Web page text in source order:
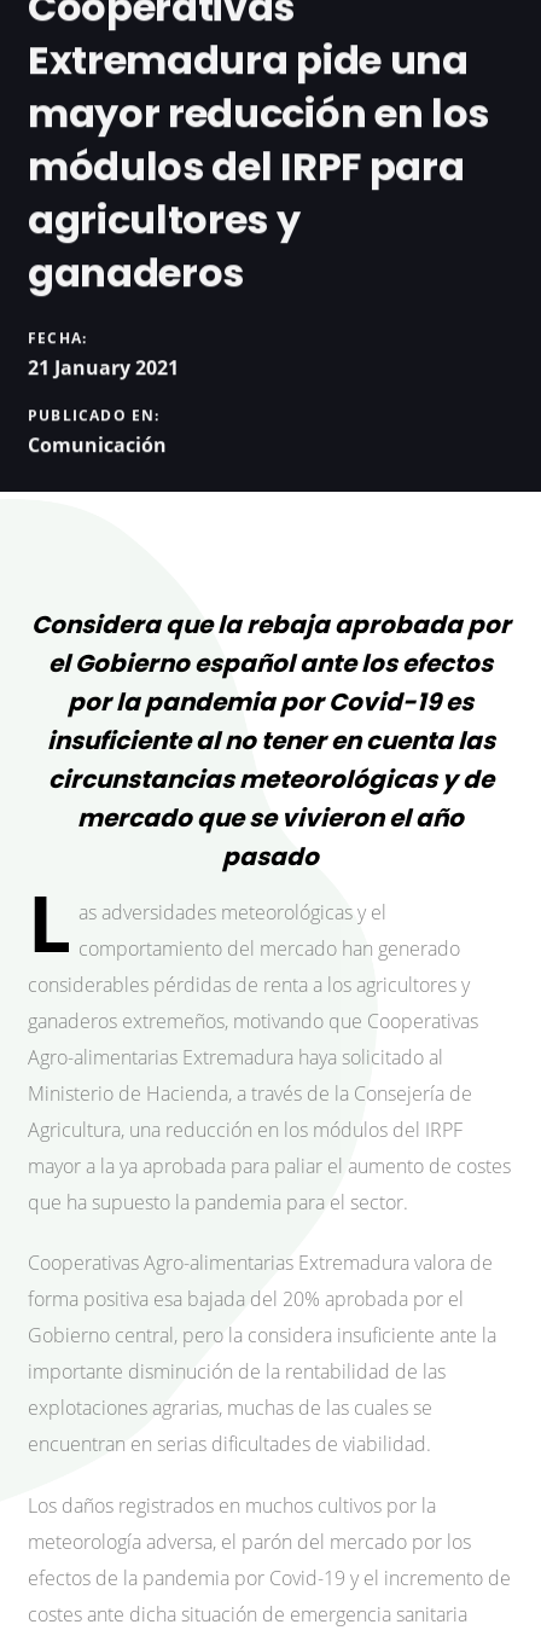
Extremadura pide una
mayor reducción en los
módulos del IRPF para
agricultores y
ganaderos
FECHA:
21 January 2021
PUBLICADO EN:
Comunicación
Considera que la rebaja aprobada por
el Gobierno español ante los efectos
por la pandemia por Covid-19 es
insuficiente al no tener en cuenta las
circunstancias meteorológicas y de
mercado que se vivieron el año
pasado
L as adversidades meteorológicas y el
comportamiento del mercado han generado
considerables pérdidas de renta a los agricultores y
ganaderos extremeños, motivando que Cooperativas
Agro-alimentarias Extremadura haya solicitado al
Ministerio de Hacienda, a través de la Consejería de
Agricultura, una reducción en los módulos del IRPF
mayor a la ya aprobada para paliar el aumento de costes
que ha supuesto la pandemia para el sector.
Cooperativas Agro-alimentarias Extremadura valora de
forma positiva esa bajada del 20% aprobada por el
Gobierno central, pero la considera insuficiente ante la
importante disminución de la rentabilidad de las
explotaciones agrarias, muchas de las cuales se
encuentran en serias dificultades de viabilidad.
Los daños registrados en muchos cultivos por la
meteorología adversa, el parón del mercado por los
efectos de la pandemia por Covid-19 y el incremento de
costes ante dicha situación de emergencia sanitaria